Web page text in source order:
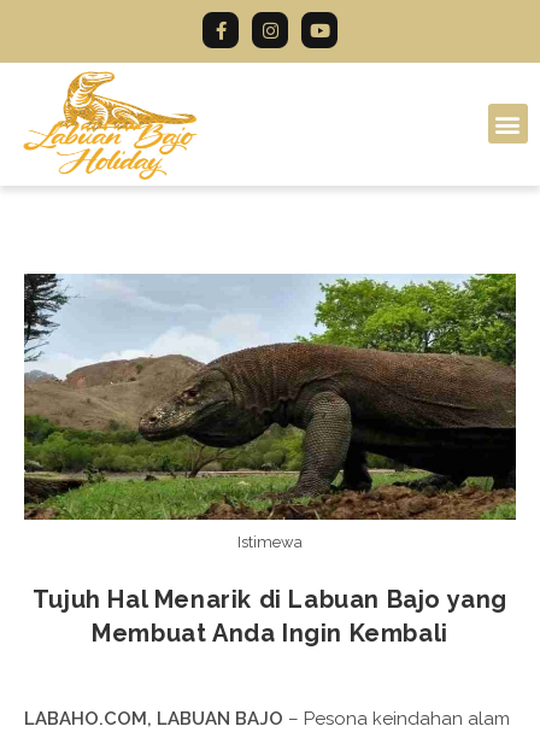
Istimewa
Tujuh Hal Menarik di Labuan Bajo yang
Membuat Anda Ingin Kembali
LABAHO.COM, LABUAN BAJO – Pesona keindahan alam